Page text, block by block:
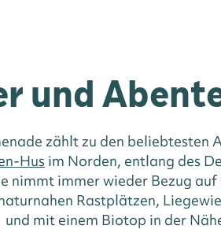
und
zählt zu den beliebtesten
Husim Norden, entlang des
nimmt immer wieder Bezug auf
Rastplätzen,
und mit einem Biotop in der